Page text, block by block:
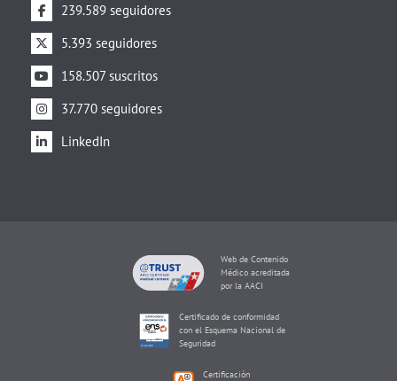
239.589 seguidores
5.393 seguidores
158.507 suscritos
37.770 seguidores
LinkedIn
Web de Contenido
Médico acreditada
por la AACI
Certificado de conformidad
con el Esquema Nacional de
Seguridad
Certificación